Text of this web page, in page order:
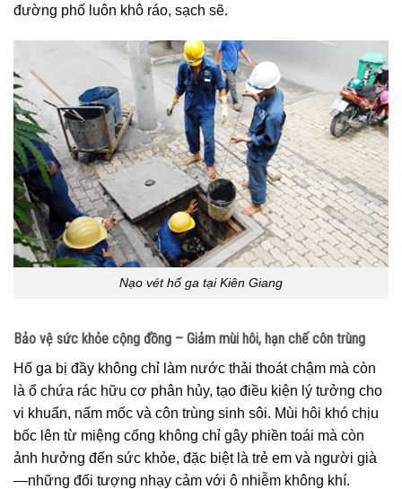
đường phố luôn khô ráo, sạch sẽ.
Nạo vét hố ga tại Kiên Giang
Bảo vệ sức khỏe cộng đồng – Giảm mùi hôi, hạn chế côn trùng
Hố ga bị đầy không chỉ làm nước thải thoát chậm mà còn
là ổ chứa rác hữu cơ phân hủy, tạo điều kiện lý tưởng cho
vi khuẩn, nấm mốc và côn trùng sinh sôi. Mùi hôi khó chịu
bốc lên từ miệng cống không chỉ gây phiền toái mà còn
ảnh hưởng đến sức khỏe, đặc biệt là trẻ em và người già
—những đối tượng nhạy cảm với ô nhiễm không khí.